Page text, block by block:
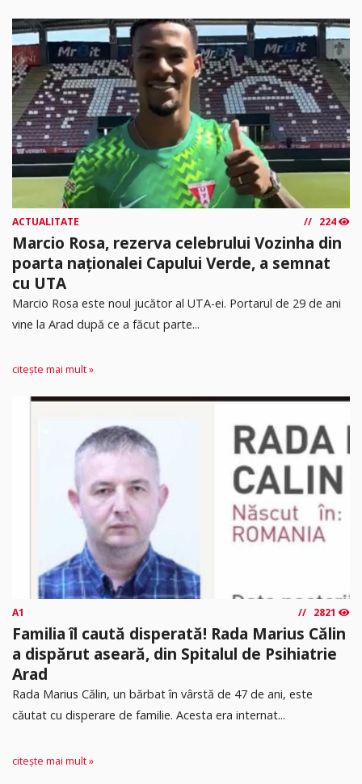
ACTUALITATE 224
Marcio Rosa, rezerva celebrului Vozinha din
poarta naționalei Capului Verde, a semnat
cu UTA
Marcio Rosa este noul jucător al UTA-ei. Portarul de 29 de ani
vine la Arad după ce a făcut parte...
citește mai mult »
A1 2821
Familia îl caută disperată! Rada Marius Călin
a dispărut aseară, din Spitalul de Psihiatrie
Arad
Rada Marius Călin, un bărbat în vârstă de 47 de ani, este
căutat cu disperare de familie. Acesta era internat...
citește mai mult »